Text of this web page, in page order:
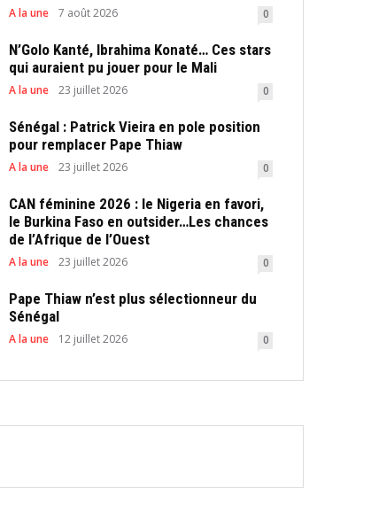
A la une 7 août 2026 0
N’Golo Kanté, Ibrahima Konaté… Ces stars
qui auraient pu jouer pour le Mali
A la une 23 juillet 2026 0
Sénégal : Patrick Vieira en pole position
pour remplacer Pape Thiaw
A la une 23 juillet 2026 0
CAN féminine 2026 : le Nigeria en favori,
le Burkina Faso en outsider…Les chances
de l’Afrique de l’Ouest
A la une 23 juillet 2026 0
Pape Thiaw n’est plus sélectionneur du
Sénégal
A la une 12 juillet 2026 0